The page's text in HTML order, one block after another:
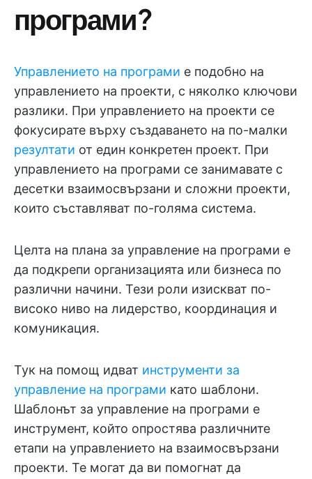
програми?
Управлението на програми е подобно на
управлението на проекти, с няколко ключови
разлики. При управлението на проекти се
фокусирате върху създаването на по-малки
резултати от един конкретен проект. При
управлението на програми се занимавате с
десетки взаимосвързани и сложни проекти,
които съставляват по-голяма система.
Целта на плана за управление на програми е
да подкрепи организацията или бизнеса по
различни начини. Тези роли изискват по-
високо ниво на лидерство, координация и
комуникация.
Тук на помощ идват инструменти за
управление на програми като шаблони.
Шаблонът за управление на програми е
инструмент, който опростява различните
етапи на управлението на взаимосвързани
проекти. Те могат да ви помогнат да